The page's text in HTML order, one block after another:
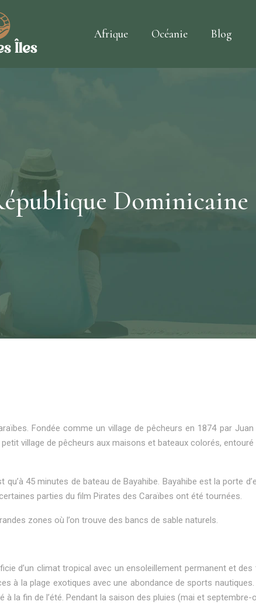
Afrique Océanie Blog
Dominicaine
Fondée comme un village de pêcheurs en 1874 par
village de pêcheurs aux maisons et bateaux colorés,
45 minutes de bateau de Bayahibe. Bayahibe est la porte
parties du film Pirates des Caraïbes ont été tournées.
zones où l’on trouve des bancs de sable naturels.
d’un climat tropical avec un ensoleillement permanent et
la plage exotiques avec une abondance de sports
fin de l’été. Pendant la saison des pluies (mai et